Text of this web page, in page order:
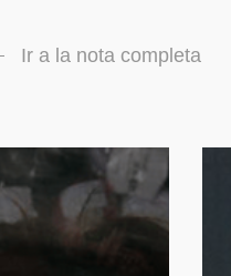
Ir a la nota completa